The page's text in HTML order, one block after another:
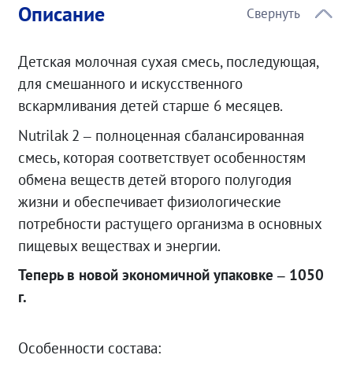
Описание
Детская молочная сухая смесь, последующая,
для смешанного и искусственного
вскармливания детей старше 6 месяцев.
Nutrilak 2 – полноценная сбалансированная
смесь, которая соответствует особенностям
обмена веществ детей второго полугодия
жизни и обеспечивает физиологические
потребности растущего организма в основных
пищевых веществах и энергии.
Теперь в новой экономичной упаковке – 1050
г.
Особенности состава: